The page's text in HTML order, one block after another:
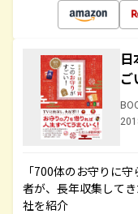
ご
「700体のお守りに
者が、長年収集して
社を紹介